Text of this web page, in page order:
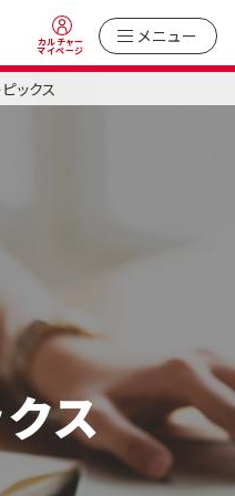
カルチャー
マイページ
メニュー
ス
ピックス